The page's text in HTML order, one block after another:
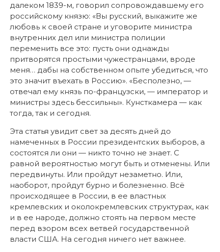
далеком 1839-м, говорил сопровождавшему его
российскому князю: «Вы русский, выкажите же
любовь к своей стране и уговорите министра
внутренних дел или министра полиции
переменить все это: пусть они однажды
притворятся простыми чужестранцами, вроде
меня… дабы на собственном опыте убедиться, что
это значит въехать в Россию». «Бесполезно, —
отвечал ему князь по-французски, — император и
министры здесь бессильны». Кунсткамера — как
тогда, так и сегодня.
Эта статья увидит свет за десять дней до
намеченных в России президентских выборов, а
состоятся ли они — никто точно не знает. С
равной вероятностью могут быть и отменены. Или
передвинуты. Или пройдут незаметно. Или,
наоборот, пройдут бурно и болезненно. Всё
происходящее в России, в ее властных
кремлевских и околокремлевских структурах, как
и в ее народе, должно стоять на первом месте
перед взором всех ветвей государственной
власти США. На сегодня ничего нет важнее.